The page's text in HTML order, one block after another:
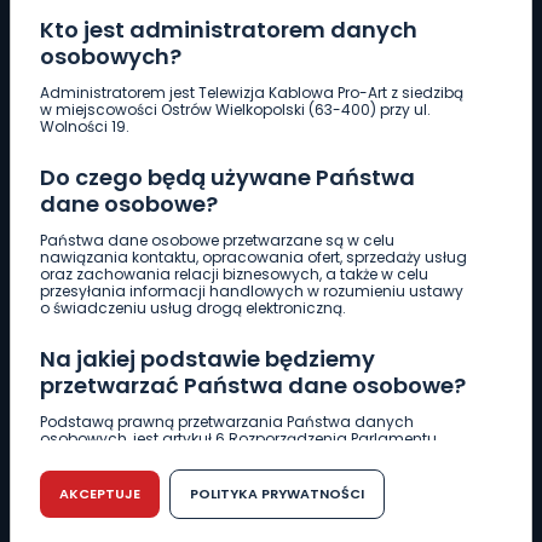
Kto jest administratorem danych
osobowych?
Administratorem jest Telewizja Kablowa Pro-Art z siedzibą
w miejscowości Ostrów Wielkopolski (63-400) przy ul.
Wolności 19.
Do czego będą używane Państwa
dane osobowe?
Państwa dane osobowe przetwarzane są w celu
nawiązania kontaktu, opracowania ofert, sprzedaży usług
oraz zachowania relacji biznesowych, a także w celu
przesyłania informacji handlowych w rozumieniu ustawy
o świadczeniu usług drogą elektroniczną.
Na jakiej podstawie będziemy
przetwarzać Państwa dane osobowe?
Podstawą prawną przetwarzania Państwa danych
osobowych, jest artykuł 6 Rozporządzenia Parlamentu
r. w sprawie ochrony osób fizycznych w związku z
przetwarzaniem danych osobowych w sprawie
swobodnego przepływu takich danych oraz uchylenia
dyrektywy 95/46/WE (RODO).
AKCEPTUJE POLITYKA PRYWATNOŚCI
Pobierz logotyp
661 997 997
REDAKCJA
62 735 22 22redakcja@wlkp24.info
DZIAŁ REKLAMY
62 735 01 85 reklama@wlkp24.info
WIADOMOŚCI
CIEKAWOSTKI